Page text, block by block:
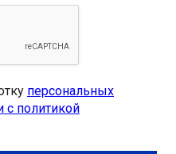
персональных
с политикой